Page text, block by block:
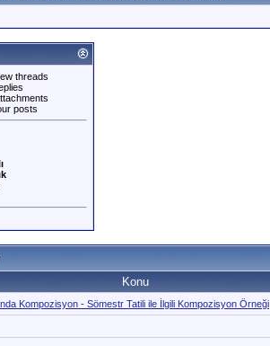
threads
posts
Konu
Kompozisyon - Sömestr Tatili ile İlgili Kompozisyon Örneği